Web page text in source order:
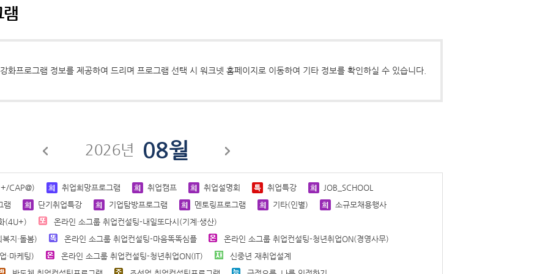
화프로그램 정보를 제공하여 드리며 프로그램 선택 시 워크넷 홈페이지로 이동하여 기타 정보를 확인하실 수 있습니다.
2026년 08월
CAP@) 취업희망프로그램 취업캠프 취업설명회 취업특강
JOB_SCHOOL
램
단기취업특강 기업탐방프로그램 멘토링프로그램 기타(인별)
소규모채용행사
(4U+)
온라인 소그룹 취업컨설팅-내일또다시(기계·생산)
지·돌봄)
온라인 소그룹 취업컨설팅-마음똑똑심플
온라인 소그룹 취업컨설팅-청년취업ON(경영사무)
·마케팅)
온라인 소그룹 취업컨설팅-청년취업ON(IT)
신중년 재취업설계